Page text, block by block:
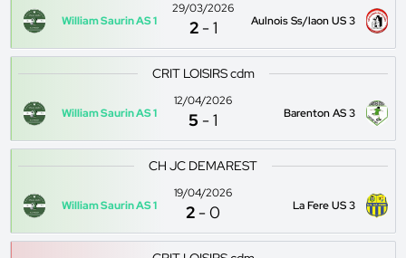
William Saurin AS 1
29/03/2026
2 -1 Aulnois Ss/laon US 3
CRIT LOISIRS cdm
William Saurin AS 1
12/04/2026
5 -1 Barenton AS 3
CH JC DEMAREST
William Saurin AS 1
19/04/2026
2 -0 La Fere US 3